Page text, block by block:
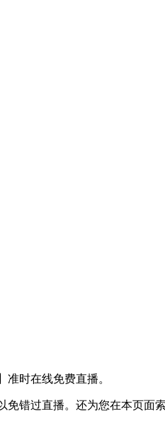
时在线免费直播。
错过直播。还为您在本页面